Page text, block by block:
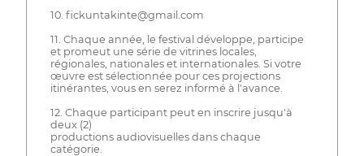
10. fickuntakinte@gmail.com
11. Chaque année, le festival développe, participe
et promeut une série de vitrines locales,
régionales, nationales et internationales. Si votre
œuvre est sélectionnée pour ces projections
itinérantes, vous en serez informé à l'avance.
12. Chaque participant peut en inscrire jusqu'à
deux (2)
productions audiovisuelles dans chaque
catégorie.